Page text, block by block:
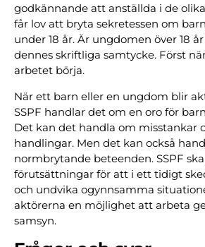
godkännande att anställda i de
får lov att bryta sekretessen om
under 18 år. Är ungdomen över 18
dennes skriftliga samtycke. Först
arbetet börja.
När ett barn eller en ungdom blir
SSPF handlar det om en oro för
Det kan det handla om misstankar
handlingar. Men det kan också
normbrytande beteenden. SSPF
förutsättningar för att i ett tidigt
och undvika ogynnsamma
aktörerna en möjlighet att arbeta
samsyn.